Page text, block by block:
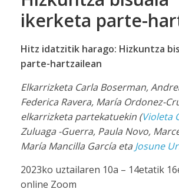
ikerketa parte-
Hitz idatzitik harago: Hizkuntza
parte-hartzailean
Elkarrizketa Carla Boserman,
Federica Ravera, María Ordonez-
elkarrizketa partekatuekin (Violeta
Zuluaga -Guerra, Paula Novo,
María Mancilla García eta Josune
2023ko uztailaren 10a – 14etatik
online Zoom